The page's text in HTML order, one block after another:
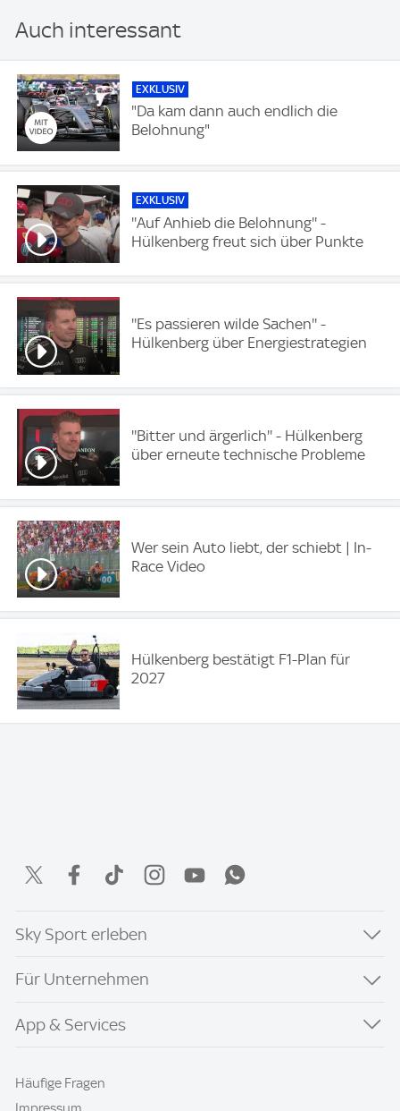
Auch interessant
EXKLUSIV
"Da kam dann auch endlich die
Belohnung"
EXKLUSIV
''Auf Anhieb die Belohnung'' -
Hülkenberg freut sich über Punkte
''Es passieren wilde Sachen'' -
Hülkenberg über Energiestrategien
''Bitter und ärgerlich'' - Hülkenberg
über erneute technische Probleme
Wer sein Auto liebt, der schiebt | In-
Race Video
Hülkenberg bestätigt F1-Plan für
2027
Sky Sport erleben
Für Unternehmen
App & Services
Häufige Fragen